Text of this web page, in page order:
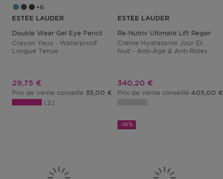
6
ESTÉE LAUDER
Double Wear Gel Eye Pencil
Crayon Yeux - Waterproof
Longue Tenue
Prix promotionnel
29,75 €
Prix de vente conseillé 35,00 €
2
ESTÉE LAUDER
Re-Nutriv Ultimate Lift
Crème Hydratante Jour Et
Nuit - Anti-Âge & Anti-Rides
Prix promotionnel
340,20 €
Prix de vente conseillé 405,00 €
-16%